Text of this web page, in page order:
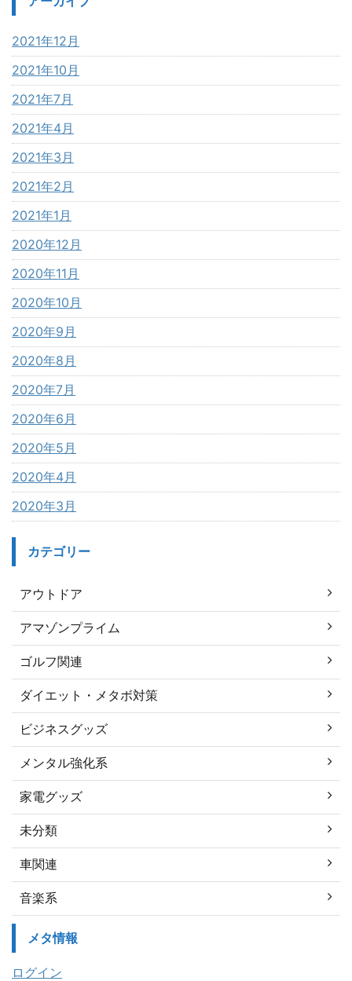
2021年12月
2021年10月
2021年7月
2021年4月
2021年3月
2021年2月
2021年1月
2020年12月
2020年11月
2020年10月
2020年9月
2020年8月
2020年7月
2020年6月
2020年5月
2020年4月
2020年3月
カテゴリー
アウトドア
アマゾンプライム
ゴルフ関連
ダイエット・メタボ対策
ビジネスグッズ
メンタル強化系
家電グッズ
未分類
車関連
音楽系
メタ情報
ログイン